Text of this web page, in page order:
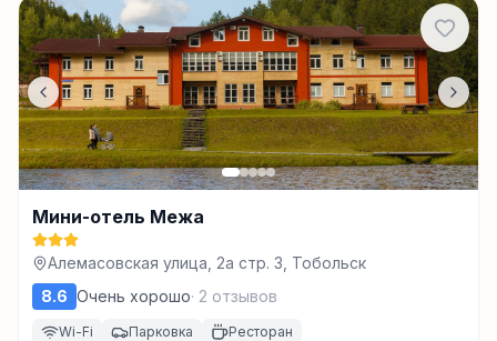
Мини-отель Межа
Алемасовская улица, 2а стр. 3, Тобольск
8.6 Очень хорошо· 2 отзывов
Wi-Fi Парковка Ресторан